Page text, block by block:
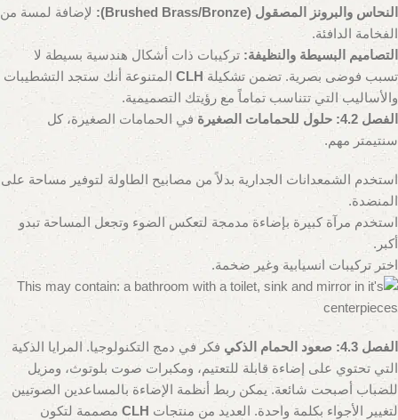
النحاس والبرونز المصقول (Brushed Brass/Bronze):
لإضافة لمسة من
الفخامة الدافئة.
التصاميم البسيطة والنظيفة: تركيبات ذات أشكال هندسية بسيطة لا
تسبب فوضى بصرية. تضمن تشكيلةCLH المتنوعة أنك ستجد التشطيبات
والأساليب التي تتناسب تماماً مع رؤيتك التصميمية.
الفصل 4.2: حلول للحمامات الصغيرة
في الحمامات الصغيرة، كل
سنتيمتر مهم.
استخدم الشمعدانات الجدارية بدلاً من مصابيح الطاولة لتوفير مساحة على
المنضدة.
استخدم مرآة كبيرة بإضاءة مدمجة لتعكس الضوء وتجعل المساحة تبدو
أكبر.
اختر تركيبات انسيابية وغير ضخمة.
الفصل 4.3: صعود الحمام الذكي
فكر في دمج التكنولوجيا. المرايا الذكية
التي تحتوي على إضاءة قابلة للتعتيم، ومكبرات صوت بلوتوث، ومزيل
للضباب أصبحت شائعة. يمكن ربط أنظمة الإضاءة بالمساعدين الصوتيين
لتغيير الأجواء بكلمة واحدة. العديد من منتجات CLH مصممة لتكون